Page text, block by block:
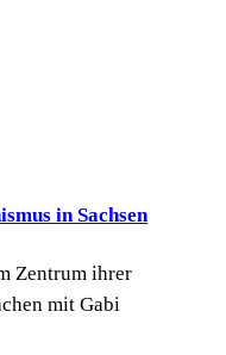
in Sachsen
Zentrum ihrer
mit Gabi